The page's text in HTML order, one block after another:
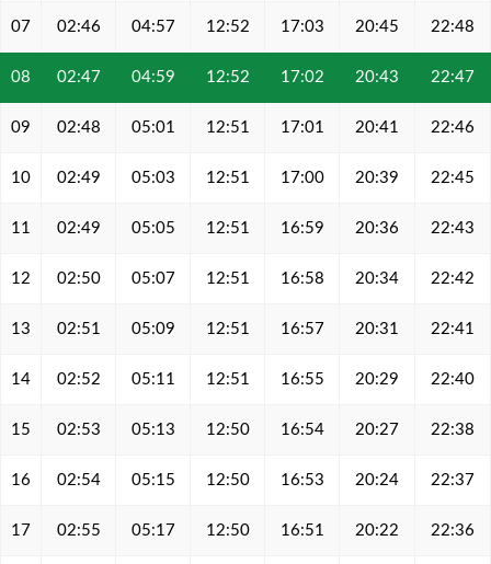
07 02:46 04:57 12:52 17:03 20:45 22:48
08 02:47 04:59 12:52 17:02 20:43 22:47
09 02:48 05:01 12:51 17:01 20:41 22:46
10 02:49 05:03 12:51 17:00 20:39 22:45
11 02:49 05:05 12:51 16:59 20:36 22:43
12 02:50 05:07 12:51 16:58 20:34 22:42
13 02:51 05:09 12:51 16:57 20:31 22:41
14 02:52 05:11 12:51 16:55 20:29 22:40
15 02:53 05:13 12:50 16:54 20:27 22:38
16 02:54 05:15 12:50 16:53 20:24 22:37
17 02:55 05:17 12:50 16:51 20:22 22:36